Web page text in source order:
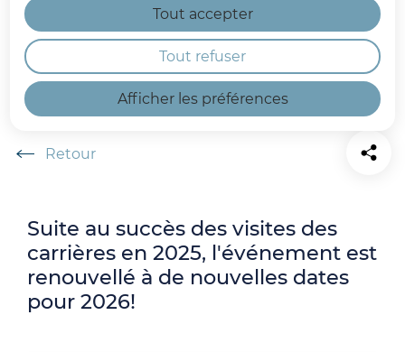
Afficher les préférences
Tout accepter
Tout refuser
Visite en bus des Carrières
du Boulonnais
Sortie Nature
Accueil
Suite au succès des visites des
carrières en 2025, l'événement est
renouvellé à de nouvelles dates
pour 2026!